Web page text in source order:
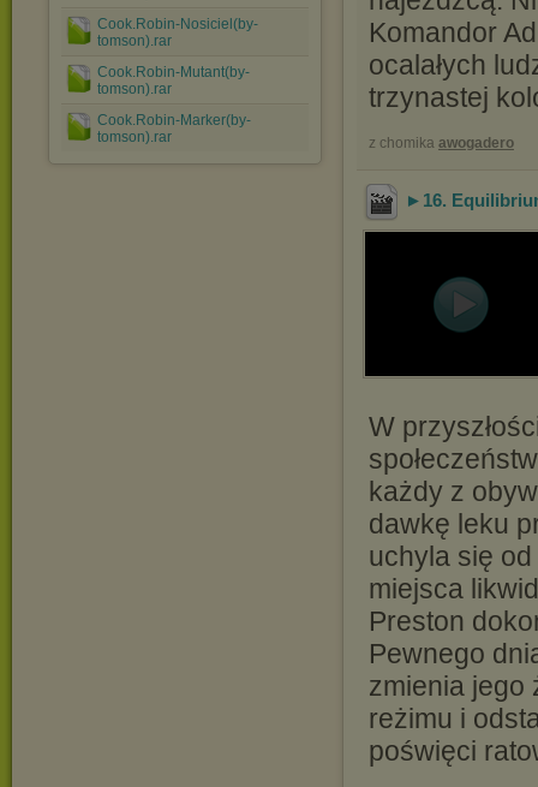
Cook.Robin-Nosiciel(by-
tomson).rar
Cook.Robin-Mutant(by-
tomson).rar
Cook.Robin-Marker(by-
tomson).rar
Komandor
ocalałych
trzynastej
z chomika awogadero
►16.
W
każdy z
dawkę leku
uchyla się
miejsca
Preston
Pewnego
zmienia jego
reżimu i
poświęci